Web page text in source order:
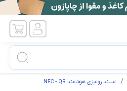
استند رومیزی هوشمند NFC - QR